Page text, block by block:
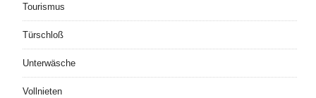
Tourismus
Türschloß
Unterwäsche
Vollnieten